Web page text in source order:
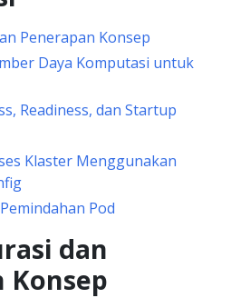
Penerapan Konsep
Daya Komputasi untuk
Readiness, dan Startup
Klaster Menggunakan
Pod
dan
Konsep